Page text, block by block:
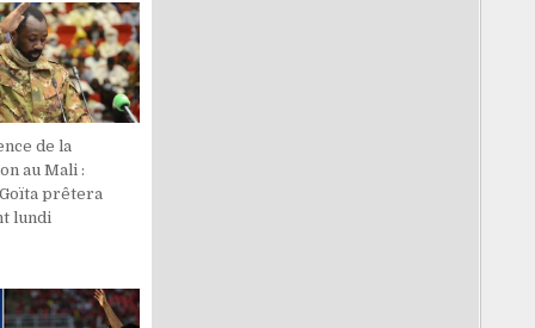
de la
au Mali :
prêtera
lundi